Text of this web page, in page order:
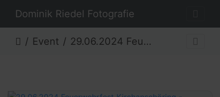
Dominik Riedel Fotografie
Event 29.06.2024 Feuerwehrfest Kirchanschöring